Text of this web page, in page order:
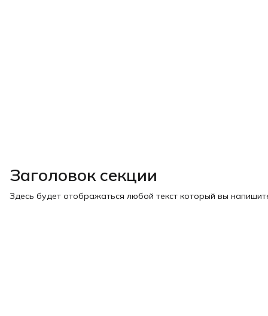
Заголовок секции
Здесь будет отображаться любой текст который вы